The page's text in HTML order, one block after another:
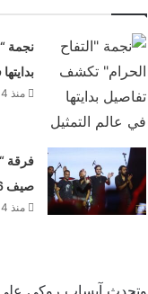
نجمة
منذ 4 أيام
فرقة
صيف 2026
منذ 4 أيام